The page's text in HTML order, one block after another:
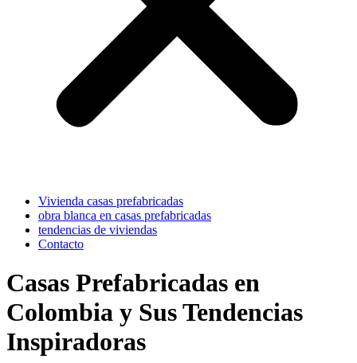
Vivienda casas prefabricadas
obra blanca en casas prefabricadas
tendencias de viviendas
Contacto
Casas Prefabricadas en
Colombia y Sus Tendencias
Inspiradoras